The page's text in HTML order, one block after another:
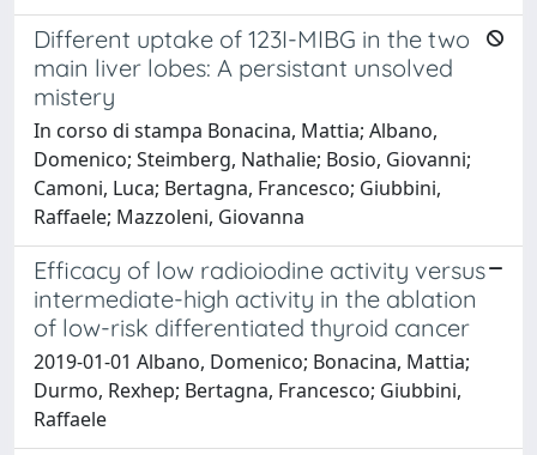
Different uptake of 123I-MIBG in the two
main liver lobes: A persistant unsolved
mistery
In corso di stampa Bonacina, Mattia; Albano,
Domenico; Steimberg, Nathalie; Bosio, Giovanni;
Camoni, Luca; Bertagna, Francesco; Giubbini,
Raffaele; Mazzoleni, Giovanna
Efficacy of low radioiodine activity versus
intermediate-high activity in the ablation
of low-risk differentiated thyroid cancer
2019-01-01 Albano, Domenico; Bonacina, Mattia;
Durmo, Rexhep; Bertagna, Francesco; Giubbini,
Raffaele